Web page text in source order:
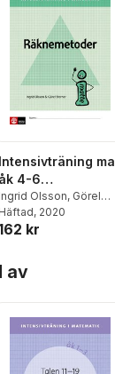
Intensivträning ma
åk 4-6
Räknemetoder
Elevhäfte
Ingrid Olsson, Görel
Sterner
Häftad, 2020
kr
av